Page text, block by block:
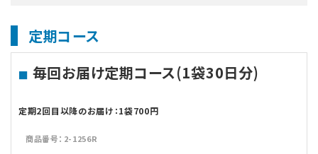
定期コース
毎回お届け定期コース(1袋30日分)
定期2回目以降のお届け：1袋700円
商品番号：2-1256R